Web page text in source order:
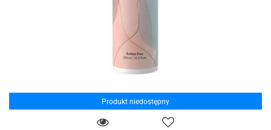
Produkt niedostępny